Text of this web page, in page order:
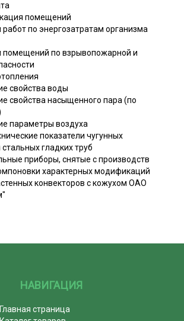
помещений
работ по энергозатратам организма
помещений по взрывопожарной и
свойства воды
свойства насыщенного пара (по
параметры воздуха
показатели чугунных
гладких труб
приборы, снятые с производств
характерных модификаций
конвекторов с кожухом ОАО
НАВИГАЦИЯ
Главная страница